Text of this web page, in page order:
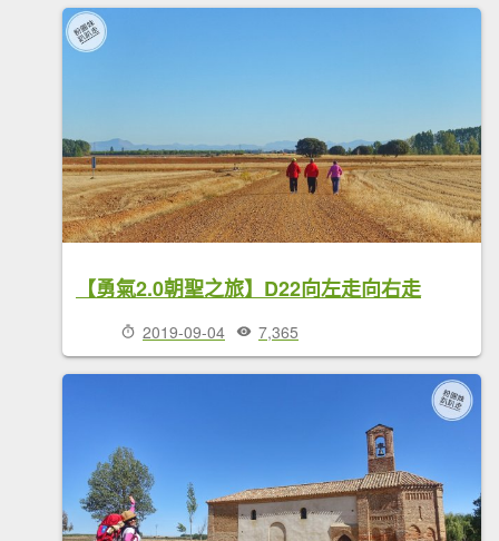
【勇氣2.0朝聖之旅】D22向左走向右走
2019-09-04 7,365